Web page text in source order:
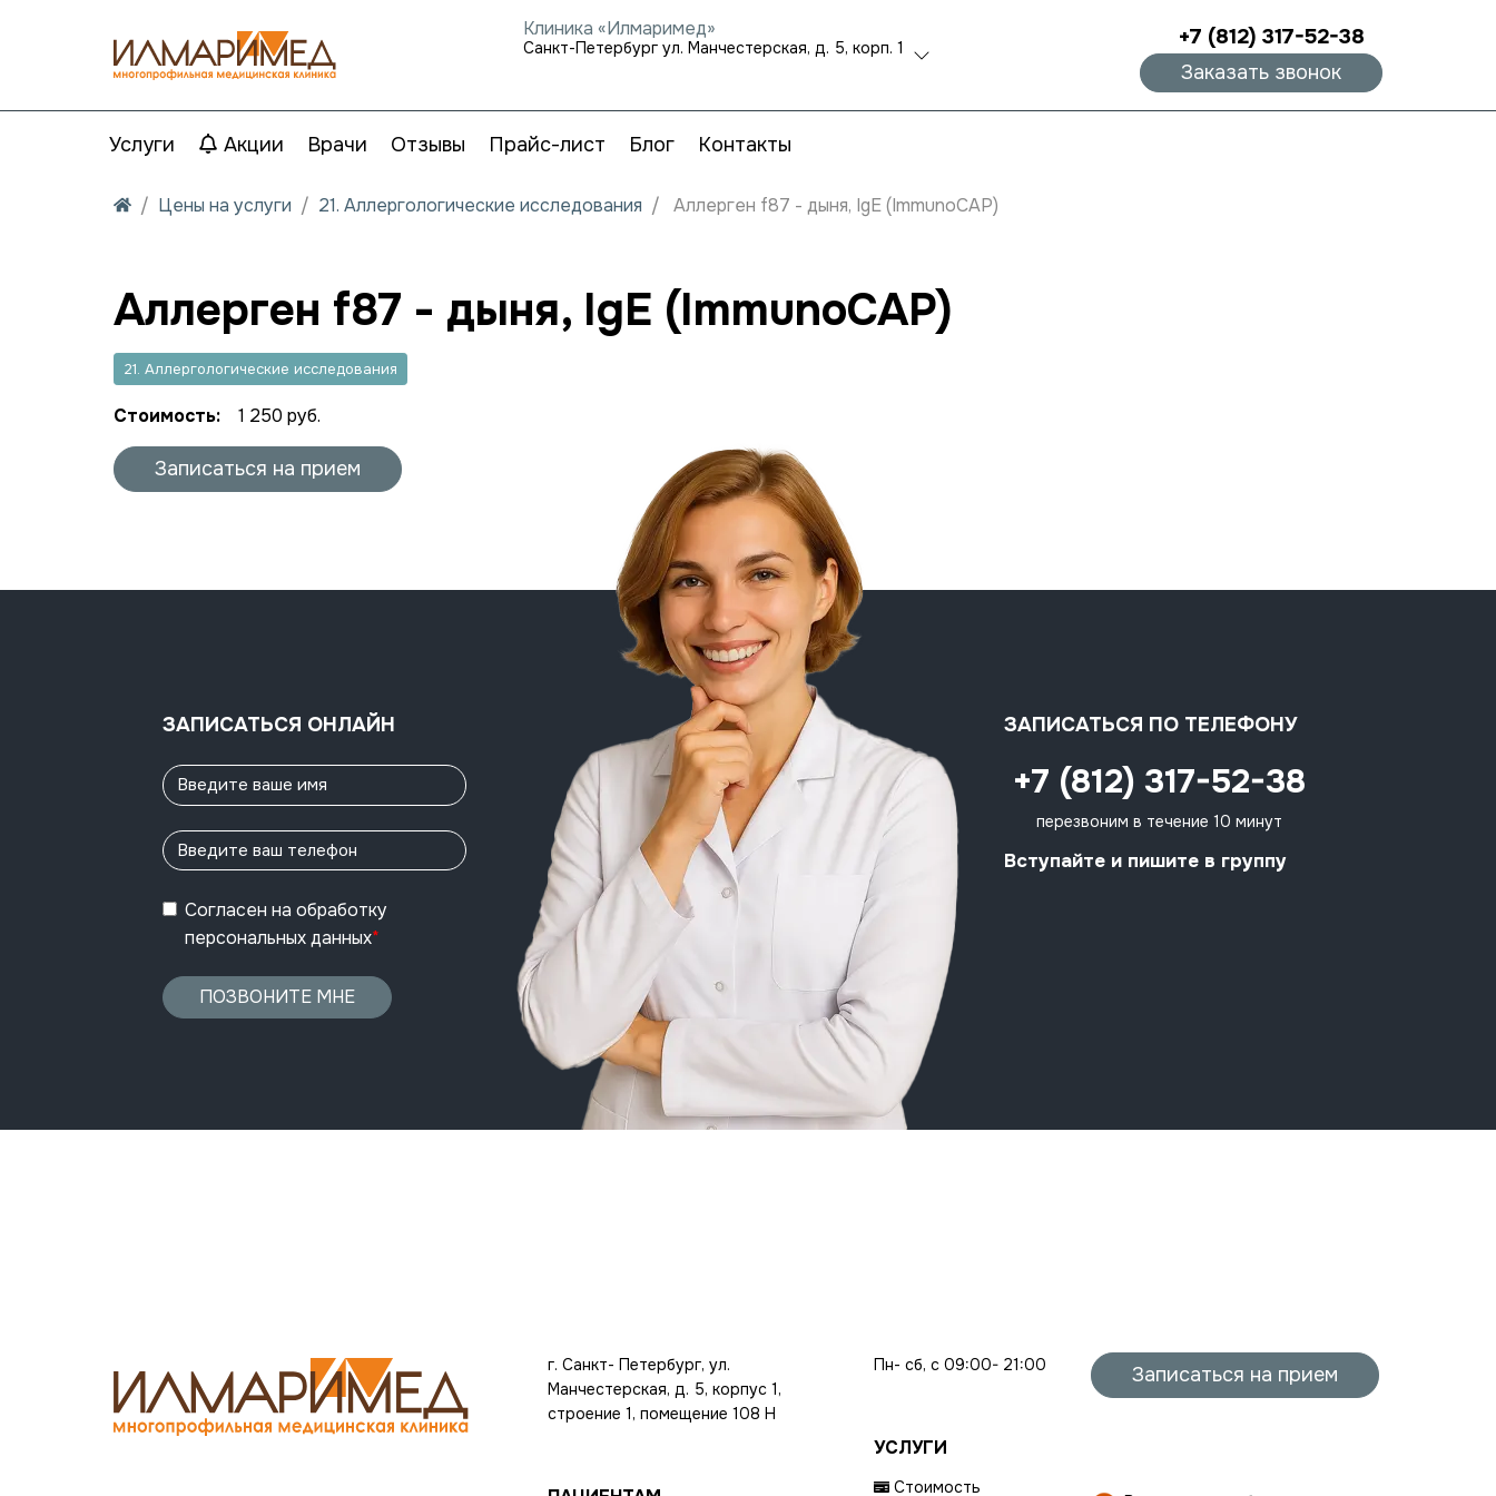
Клиника «Илмаримед»
Санкт-Петербург ул. Манчестерская, д. 5, корп. 1 +7 (812) 317-52-38
Заказать звонок
Услуги Акции Врачи Отзывы Прайс-лист Блог Контакты
Цены на услуги 21. Аллергологические исследования Аллерген f87 - дыня, IgE (ImmunoCAP)
Аллерген f87 - дыня, IgE (ImmunoCAP)
21. Аллергологические исследования
Стоимость: 1 250 руб.
Записаться на прием
ЗАПИСАТЬСЯ ОНЛАЙН
Согласен на обработку
персональных данных*
ПОЗВОНИТЕ МНЕ
ЗАПИСАТЬСЯ ПО ТЕЛЕФОНУ
+7 (812) 317-52-38
перезвоним в течение 10 минут
Вступайте и пишите в группу
г. Санкт- Петербург, ул.
Манчестерская, д. 5, корпус 1,
строение 1, помещение 108 Н
Пн- сб, с 09:00- 21:00
УСЛУГИ
Стоимость
Записаться на прием